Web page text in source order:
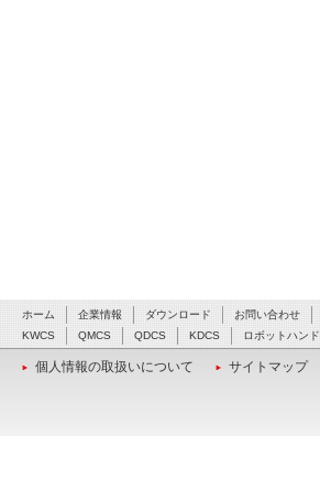
ホーム 企業情報 ダウンロード お問い合わせ
KWCS
QMCS QDCS KDCS ロボットハンド
個人情報の取扱いについて サイトマップ